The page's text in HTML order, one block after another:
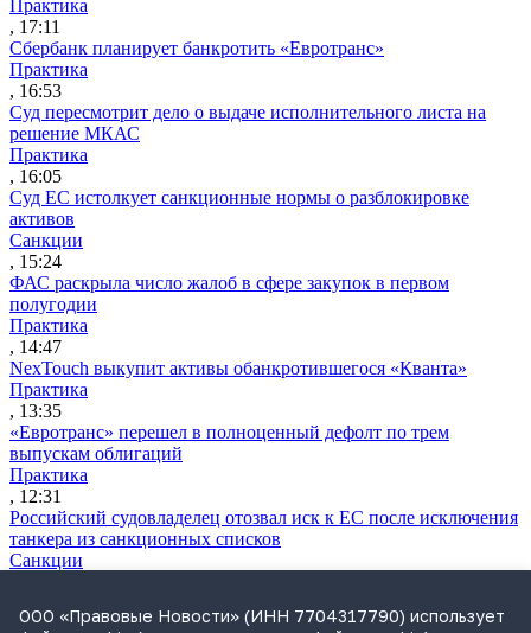
Практика
, 17:11
Сбербанк планирует банкротить «Евротранс»
Практика
, 16:53
Суд пересмотрит дело о выдаче исполнительного листа на
решение МКАС
Практика
, 16:05
Суд ЕС истолкует санкционные нормы о разблокировке
активов
Санкции
, 15:24
ФАС раскрыла число жалоб в сфере закупок в первом
полугодии
Практика
, 14:47
NexTouch выкупит активы обанкротившегося «Кванта»
Практика
, 13:35
«Евротранс» перешел в полноценный дефолт по трем
выпускам облигаций
Практика
, 12:31
Российский судовладелец отозвал иск к ЕС после исключения
танкера из санкционных списков
Санкции
заемщиков
ООО «Правовые Новости» (ИНН 7704317790) использует